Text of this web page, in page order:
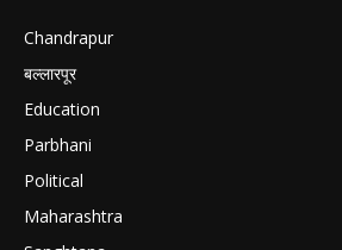
Chandrapur
बल्लारपूर
Education
Parbhani
Political
Maharashtra